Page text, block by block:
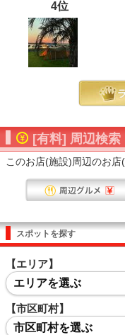
4位
[有料] 周辺検索
このお店(施設)周辺のお店
スポットを探す
【エリア】
エリアを選ぶ
【市区町村】
市区町村を選ぶ